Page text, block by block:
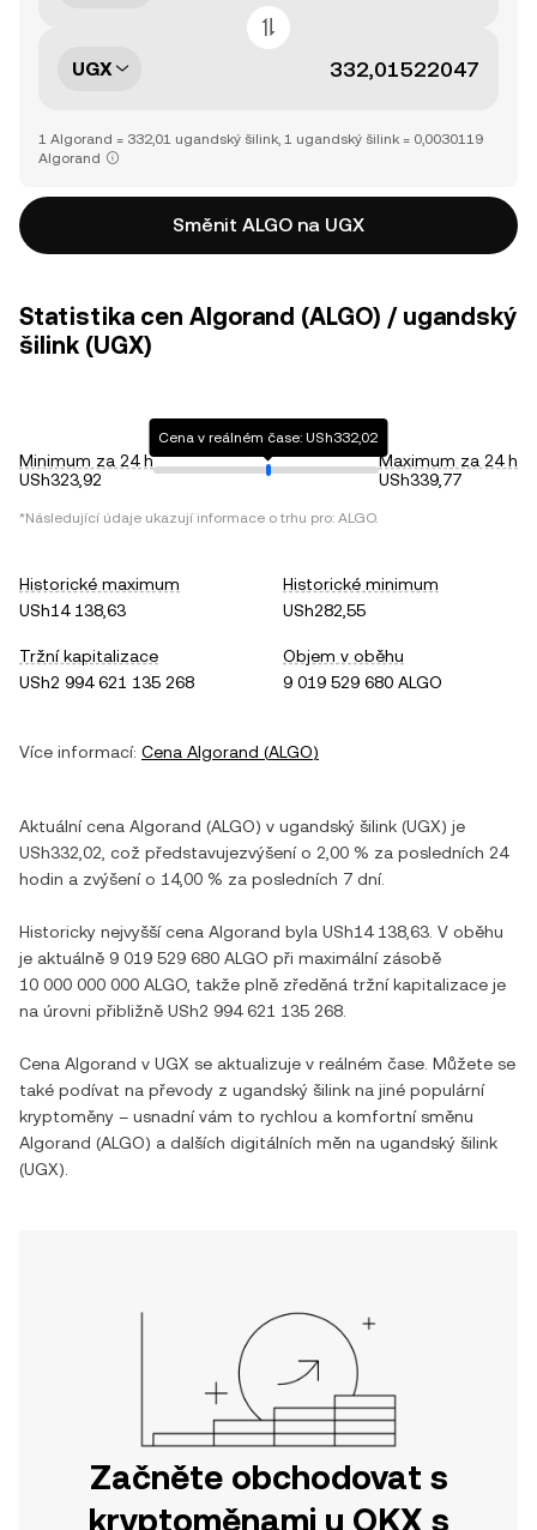
UGX
1 Algorand = 332,01 ugandský šilink, 1 ugandský šilink = 0,0030119
Algorand
Směnit ALGO na UGX
Statistika cen Algorand (ALGO) / ugandský
šilink (UGX)
Minimum za 24 h
USh323,92
Cena v reálném čase: USh332,02
Maximum za 24 h
USh339,77
*Následující údaje ukazují informace o trhu pro: ALGO.
Historické maximum
USh14 138,63
Historické minimum
USh282,55
Tržní kapitalizace
USh2 994 621 135 268
Objem v oběhu
9 019 529 680 ALGO
Více informací: Cena Algorand (ALGO)
Aktuální cena Algorand (ALGO) v ugandský šilink (UGX) je
USh332,02 , což představujezvýšenío 2,00 % za posledních 24
hodin a zvýšenío 14,00 % za posledních 7 dní.
Historicky nejvyšší cena Algorand byla USh14 138,63 . V oběhu
je aktuálně 9 019 529 680 ALGO při maximální zásobě
10 000 000 000 ALGO , takže plně zředěná tržní kapitalizace je
na úrovni přibližně USh2 994 621 135 268
Cena Algorand v UGX se aktualizuje v reálném čase. Můžete se
také podívat na převody z ugandský šilink na jiné populární
kryptoměny – usnadní vám to rychlou a komfortní směnu
Algorand (ALGO) a dalších digitálních měn na ugandský šilink
(UGX).
Začněte obchodovat s
kryptoměnami u OKX s